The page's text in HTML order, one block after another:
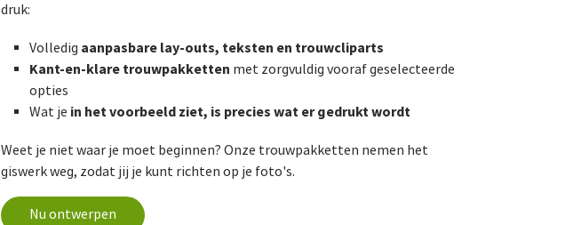
druk:
Volledig aanpasbare lay-outs, teksten en trouwcliparts
Kant-en-klare trouwpakketten met zorgvuldig vooraf geselecteerde
opties
Wat je in het voorbeeld ziet, is precies wat er gedrukt wordt
Weet je niet waar je moet beginnen? Onze trouwpakketten nemen het
giswerk weg, zodat jij je kunt richten op je foto's.
Nu ontwerpen